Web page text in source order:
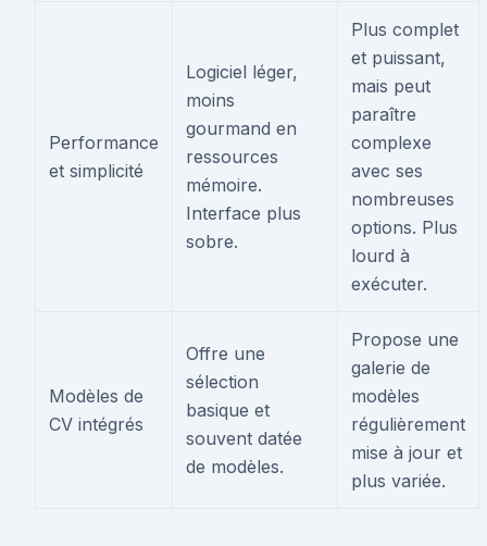
Performance
et simplicité
Logiciel léger,
moins
gourmand en
ressources
mémoire.
Interface plus
sobre.
Plus complet
et puissant,
mais peut
paraître
complexe
avec ses
nombreuses
options. Plus
lourd à
exécuter.
Modèles de
CV intégrés
Offre une
sélection
basique et
souvent datée
de modèles.
Propose une
galerie de
modèles
régulièrement
mise à jour et
plus variée.